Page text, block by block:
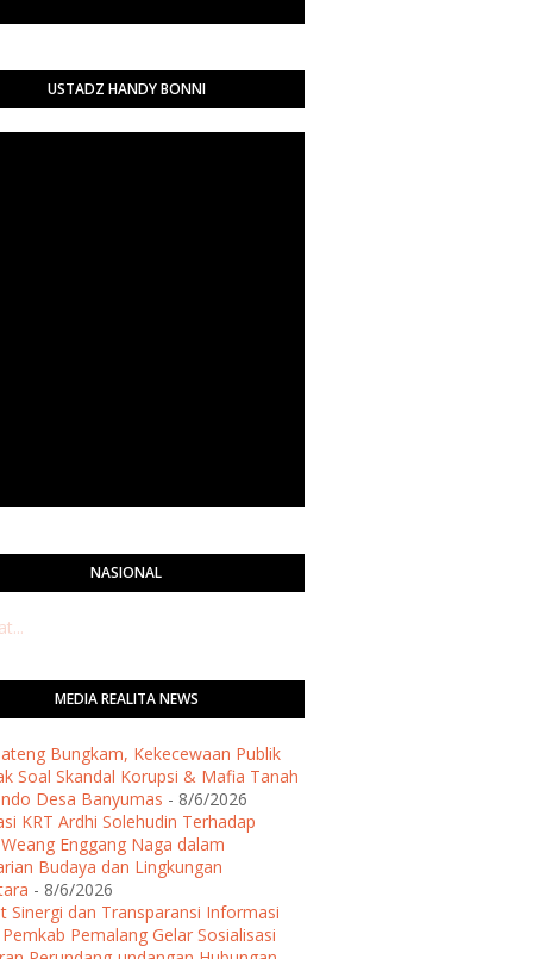
USTADZ HANDY BONNI
NASIONAL
MEDIA REALITA NEWS
Bungkam, Kekecewaan Publik
Soal Skandal Korupsi & Mafia Tanah
Desa Banyumas - 8/6/2026
KRT Ardhi Solehudin Terhadap
Enggang Naga dalam
Budaya dan Lingkungan
- 8/6/2026
Sinergi dan Transparansi Informasi
Pemalang Gelar Sosialisasi